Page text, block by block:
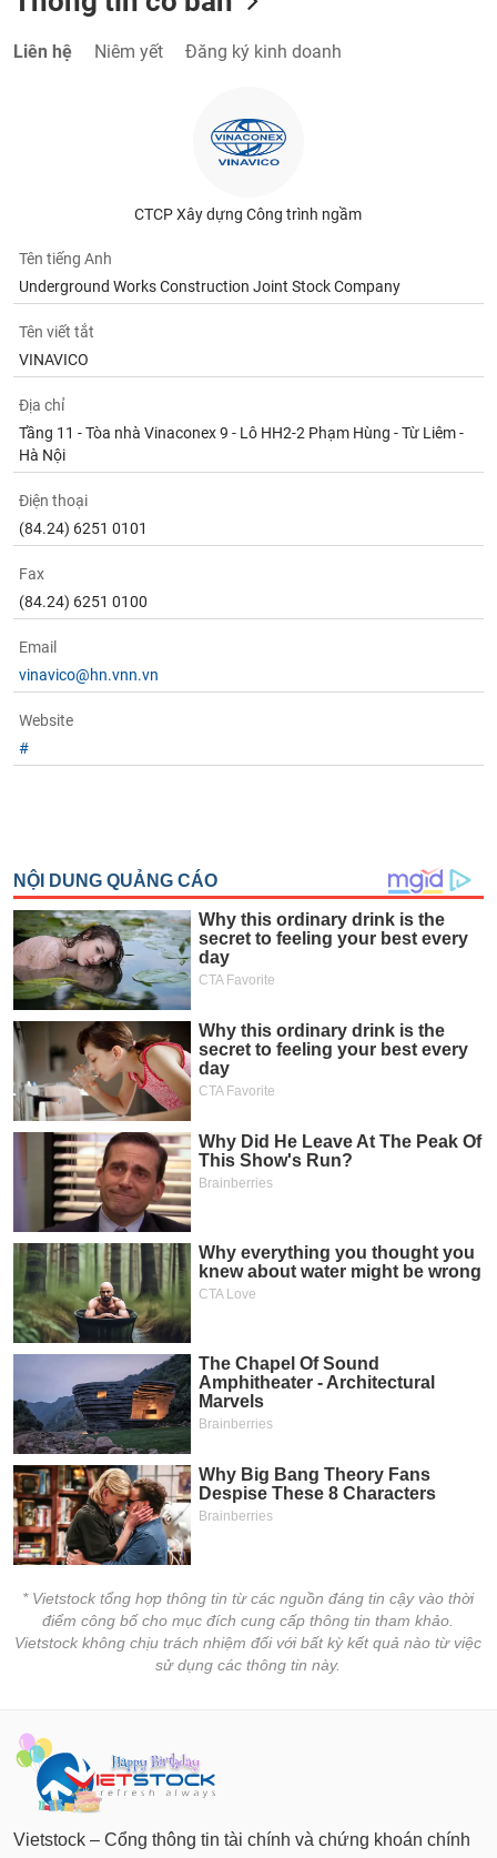
Liên hệ Niêm yết Đăng ký kinh doanh
CTCP Xây dựng Công trình ngầm
Tên tiếng Anh
Underground Works Construction Joint Stock Company
Tên viết tắt
VINAVICO
Địa chỉ
Tầng 11 - Tòa nhà Vinaconex 9 - Lô HH2-2 Phạm Hùng - Từ Liêm -
Hà Nội
Điện thoại
(84.24) 6251 0101
Fax
(84.24) 6251 0100
Email
vinavico@hn.vnn.vn
Website
#
* Vietstock tổng hợp thông tin từ các nguồn đáng tin cậy vào thời
điểm công bố cho mục đích cung cấp thông tin tham khảo.
Vietstock không chịu trách nhiệm đối với bất kỳ kết quả nào từ việc
sử dụng các thông tin này.
Vietstock – Cổng thông tin tài chính và chứng khoán chính